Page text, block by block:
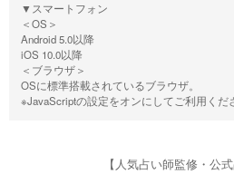
▼スマートフォン
＜OS＞
Android 5.0以降
iOS 10.0以降
＜ブラウザ＞
OSに標準搭載されているブラウザ。
※JavaScriptの設定をオンにしてご利用くだ
【人気占い師監修・公